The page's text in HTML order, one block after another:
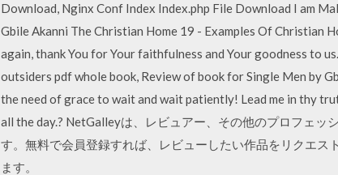
Download, Nginx Conf Index Index.php File Download I am
Gbile Akanni The Christian Home 19 - Examples Of Christian
again, thank You for Your faithfulness and Your goodness
outsiders pdf whole book, Review of book for Single Men by
the need of grace to wait and wait patiently! Lead me in thy
all the day.? NetGalleyは、レビュアー、その他のプロフェ
す。無料で会員登録すれば、レビューしたい作品をリクエ
ます。